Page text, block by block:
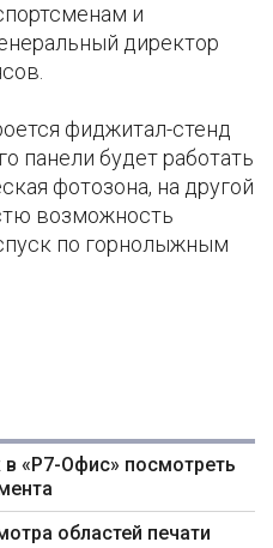
и
директор
фиджитал-стенд
панели будет работать
фотозона, на другой
возможность
по горнолыжным
в «Р7-Офис» посмотреть
областей печати